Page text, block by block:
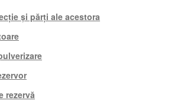
și părți ale acestora
rezervă